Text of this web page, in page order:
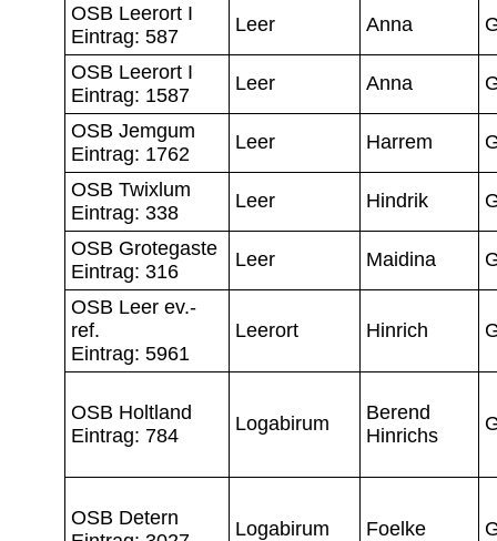
OSB Leerort I
Eintrag: 587
Leer Anna
OSB Leerort I
Eintrag: 1587
Leer Anna
OSB Jemgum
Eintrag: 1762
Leer Harrem
OSB Twixlum
Eintrag: 338
Leer Hindrik
OSB Grotegaste
Eintrag: 316
Leer Maidina
OSB Leer ev.-
ref.
Eintrag: 5961
Leerort Hinrich
OSB Holtland
Eintrag: 784
Logabirum
Berend
Hinrichs
OSB Detern
Logabirum Foelke